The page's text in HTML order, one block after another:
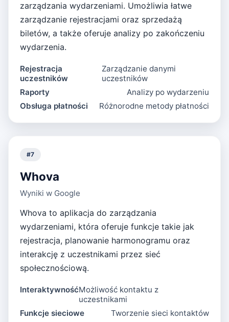
zarządzania wydarzeniami. Umożliwia łatwe
zarządzanie rejestracjami oraz sprzedażą
biletów, a także oferuje analizy po zakończeniu
wydarzenia.
Rejestracja
uczestników
Zarządzanie danymi
uczestników
Raporty
Analizy po wydarzeniu
Obsługa płatności
Różnorodne metody płatności
#7
Whova
Wyniki w Google
Whova to aplikacja do zarządzania
wydarzeniami, która oferuje funkcje takie jak
rejestracja, planowanie harmonogramu oraz
interakcję z uczestnikami przez sieć
społecznościową.
InteraktywnośćMożliwość kontaktu z
uczestnikami
Funkcje sieciowe
Tworzenie sieci kontaktów